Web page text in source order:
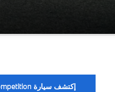
إكتشف سيارة M4 Competition